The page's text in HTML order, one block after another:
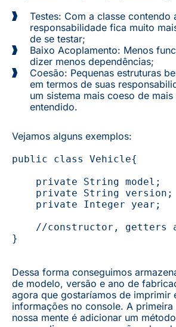
Testes: Com a classe contendo
responsabilidade fica muito
de se testar;
Baixo Acoplamento: Menos
dizer menos dependências;
Coesão: Pequenas estruturas
em termos de suas
um sistema mais coeso de
entendido.
Vejamos alguns exemplos:
public class Vehicle{
}
Dessa forma conseguimos
de modelo, versão e ano de
agora que gostaríamos de imprimir
informações no console. A primeira
nossa mente é adicionar um